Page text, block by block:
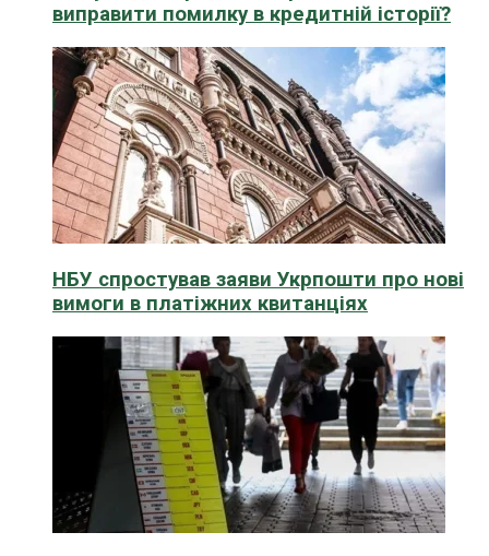
виправити помилку в кредитній історії?
НБУ спростував заяви Укрпошти про нові
вимоги в платіжних квитанціях